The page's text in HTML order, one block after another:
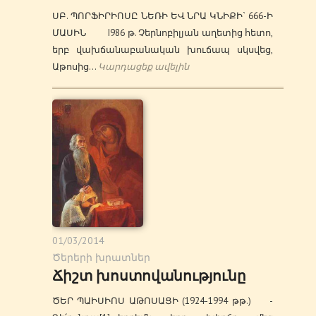
ՍԲ. ՊՈՐՖԻՐԻՈՍԸ ՆԵՌԻ ԵՎ ՆՐԱ ԿՆԻՔԻ` 666-Ի
ՄԱՍԻՆ I986 թ. Չերնոբիլյան աղետից հետո,
երբ վախճանաբանական խուճապ սկսվեց,
Աթոսից… Կարդացեք ավելին
01/03/2014
Ծերերի խրատներ
Ճիշտ խոստովանությունը
ԾԵՐ ՊԱԻՍԻՈՍ ԱԹՈՍԱՑԻ (1924-1994 թթ.) -